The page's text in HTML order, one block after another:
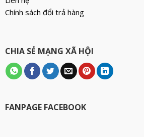
Chính sách đổi trả hàng
CHIA SẺ MẠNG XÃ HỘI
FANPAGE FACEBOOK